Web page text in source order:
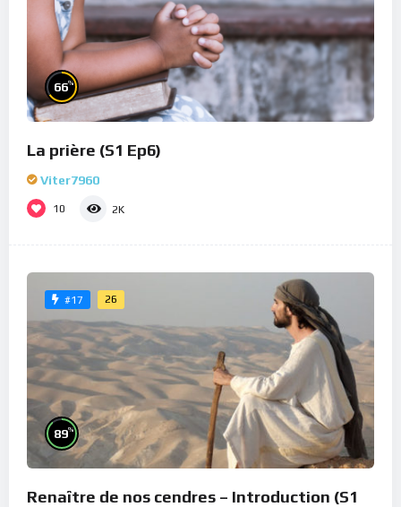
66%
La prière (S1 Ep6)
Viter7960
10 2K
#17 26
89%
Renaître de nos cendres – Introduction (S1